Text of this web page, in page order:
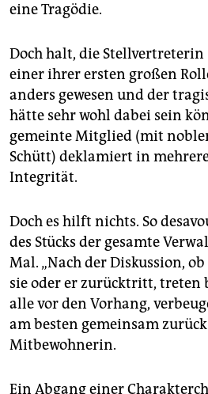
eine Tragödie.
Doch halt, die
einer ihrer ersten großen
anders gewesen und der
hätte sehr wohl dabei sein
gemeinte Mitglied (mit
Schütt) deklamiert in
Integrität.
Doch es hilft nichts. So
des Stücks der gesamte
Mal. „Nach der Diskussion,
sie oder er zurücktritt, treten
alle vor den Vorhang,
am besten gemeinsam
Mitbewohnerin.
Ein Abgang einer